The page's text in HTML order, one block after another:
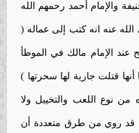
والإمام أحمد رحمهم الله
عنه انه كتب إلى عماله (
الإمام مالك في الموطأ
قتلت جارية لها سحرتها )
نوع اللعب والتخييل ولا
قد روي من طرق متعددة أن